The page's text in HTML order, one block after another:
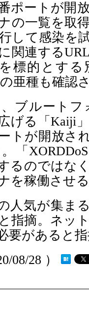
ポートが開
の一覧を取
して感染を
関連する
標的とす
の亜種も確認
ブルート
げる「Kaiji
トが開放さ
「
るのではな
を稼働させ
人気が集ま
指摘。ネッ
要があると
08/28 ）